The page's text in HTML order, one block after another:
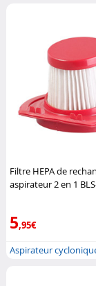
Filtre HEPA de
aspirateur 2 en 1
5,95€
Aspirateur